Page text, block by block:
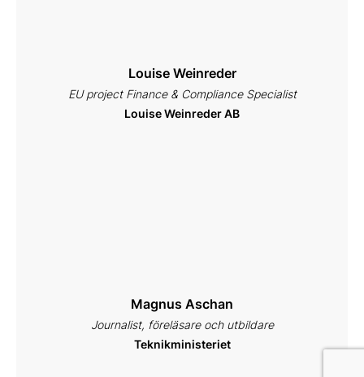
Louise Weinreder
EU project Finance & Compliance Specialist
Louise Weinreder AB
Magnus Aschan
Journalist, föreläsare och utbildare
Teknikministeriet